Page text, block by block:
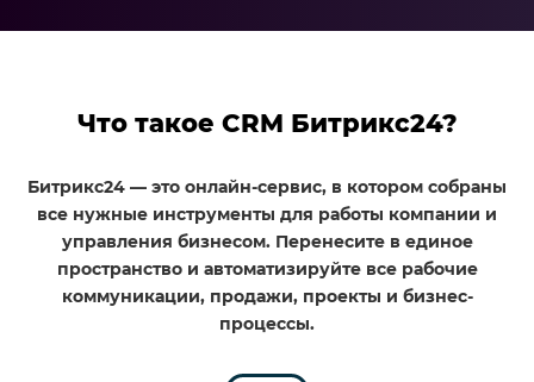
Что такое CRM Битрикс24?
Битрикс24 — это онлайн-сервис, в котором собраны
все нужные инструменты для работы компании и
управления бизнесом. Перенесите в единое
пространство и автоматизируйте все рабочие
коммуникации, продажи, проекты и бизнес-
процессы.